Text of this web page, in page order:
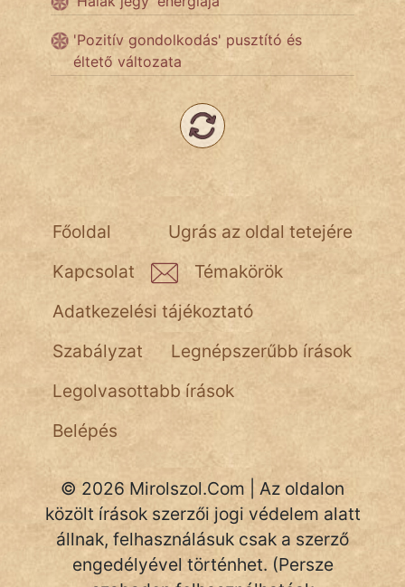
Láron Ádám
mikkamakka
Név nélkül
pszichopati
szegény legény
Hoffer Botond
szemfüles
'Pozitív gondolkodás' pusztító és
éltető változata
Ugrás az oldal tetejére
Főoldal
Kapcsolat
Témakörök
Adatkezelési tájékoztató
Szabályzat
Legnépszerűbb írások
Legolvasottabb írások
Belépés
© 2026 Mirolszol.Com | Az oldalon
közölt írások szerzői jogi védelem alatt
állnak, felhasználásuk csak a szerző
engedélyével történhet. (Persze